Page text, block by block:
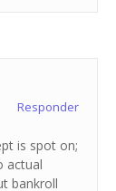
Responder
is spot on;
actual
bankroll